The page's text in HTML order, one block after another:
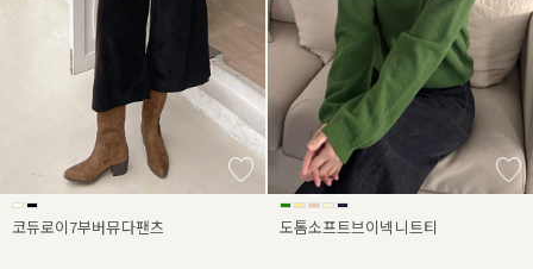
코듀로이7부버뮤다팬츠 도톰소프트브이넥니트티